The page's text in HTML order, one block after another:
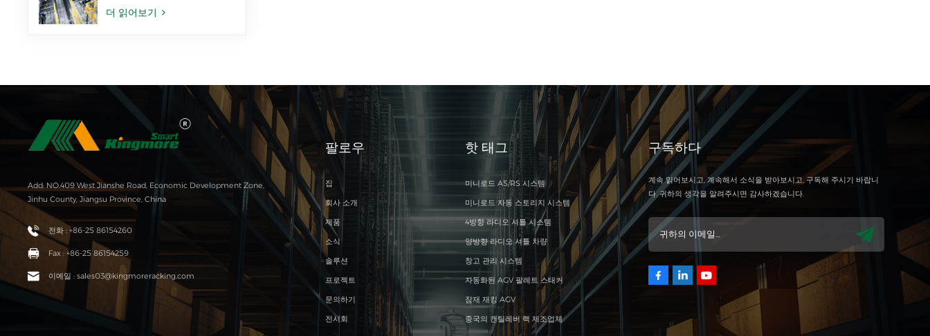
더 읽어보기
Add: NO.409 West Jianshe Road, Economic Development Zone,
Jinhu County, Jiangsu Province, China
전화 : +86-25 86154260
Fax : +86-25 86154259
이메일 : sales03@kingmoreracking.com
팔로우
집
회사 소개
제품
소식
솔루션
프로젝트
문의하기
전시회
핫 태그
미니로드 AS/RS 시스템
미니로드 자동 스토리지 시스템
4방향 라디오 셔틀 시스템
양방향 라디오 셔틀 차량
창고 관리 시스템
자동화된 AGV 팔레트 스태커
잠재 재킹 AGV
중국의 캔틸레버 랙 제조업체
구독하다
계속 읽어보시고, 계속해서 소식을 받아보시고, 구독해 주시기 바랍니
다. 귀하의 생각을 알려주시면 감사하겠습니다.